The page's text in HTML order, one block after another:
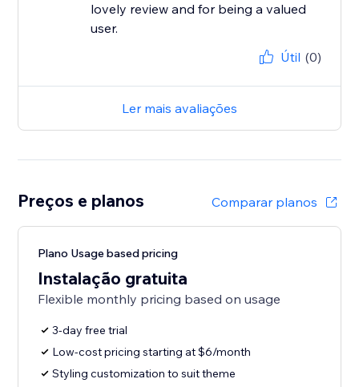
lovely review and for being a valued
user.
Útil (0)
Ler mais avaliações
Preços e planos Comparar planos
Plano Usage based pricing
Instalação gratuita
Flexible monthly pricing based on usage
3-day free trial
Low-cost pricing starting at $6/month
Styling customization to suit theme